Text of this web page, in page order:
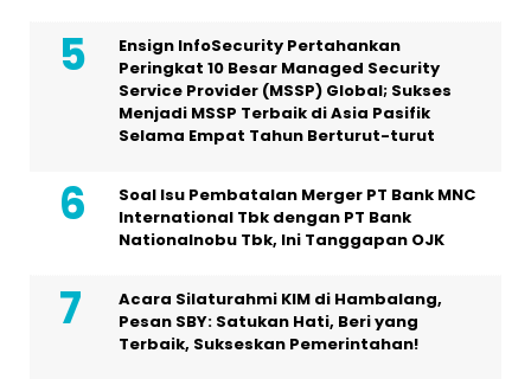
Ensign InfoSecurity Pertahankan
Peringkat 10 Besar Managed Security
Service Provider (MSSP) Global; Sukses
Menjadi MSSP Terbaik di Asia Pasifik
Selama Empat Tahun Berturut-turut
Soal Isu Pembatalan Merger PT Bank MNC
International Tbk dengan PT Bank
Nationalnobu Tbk, Ini Tanggapan OJK
Acara Silaturahmi KIM di Hambalang,
Pesan SBY: Satukan Hati, Beri yang
Terbaik, Sukseskan Pemerintahan!